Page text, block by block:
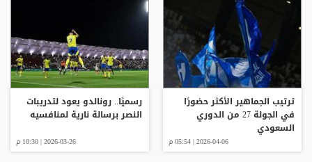
ترتيب الجماهير الأكثر حضورًا
في الجولة 27 من الدوري
السعودي
2026-04-06 | 05:54 م
رسميًا.. رونالدو يعود لتدريبات
النصر برسالة نارية لمنافسيه
2026-03-26 | 10:30 م